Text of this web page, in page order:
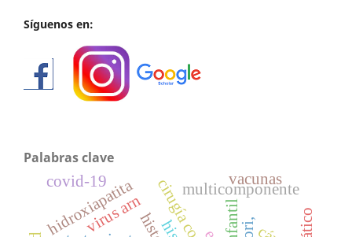
Síguenos en:
Palabras clave
infantil
multicomponente
hidroxiapatita
covid-19
virus arn
vacunas